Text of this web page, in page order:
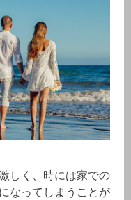
しく、時には家での
なってしまうことが